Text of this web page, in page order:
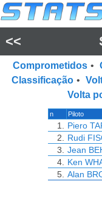
<<
Comprometidos •
Classificação •
Volta
n Piloto
1. Piero
2.
Rudi
3.
Jean
4.
Ken
5. Alan